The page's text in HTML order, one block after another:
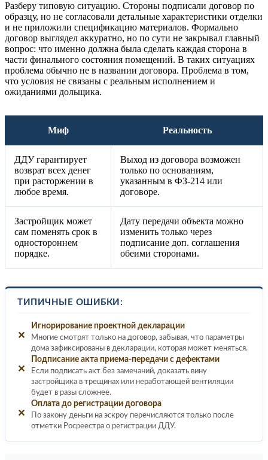
Разберу типовую ситуацию. Стороны подписали договор по
образцу, но не согласовали детальные характеристики отделки
и не приложили спецификацию материалов. Формально
договор выглядел аккуратно, но по сути не закрывал главный
вопрос: что именно должна была сделать каждая сторона в
части финального состояния помещений. В таких ситуациях
проблема обычно не в названии договора. Проблема в том,
что условия не связаны с реальным исполнением и
ожиданиями дольщика.
Миф Реальность
ДДУ гарантирует
возврат всех денег
при расторжении в
любое время.
Выход из договора возможен
только по основаниям,
указанным в ФЗ-214 или
договоре.
Застройщик может
сам поменять срок в
одностороннем
порядке.
Дату передачи объекта можно
изменить только через
подписание доп. соглашения
обеими сторонами.
ТИПИЧНЫЕ ОШИБКИ:
✕
Игнорирование проектной декларации
Многие смотрят только на договор, забывая, что параметры
дома зафиксированы в декларации, которая может меняться.
✕
Подписание акта приема-передачи с дефектами
Если подписать акт без замечаний, доказать вину
застройщика в трещинах или неработающей вентиляции
будет в разы сложнее.
✕
Оплата до регистрации договора
По закону деньги на эскроу перечисляются только после
отметки Росреестра о регистрации ДДУ.